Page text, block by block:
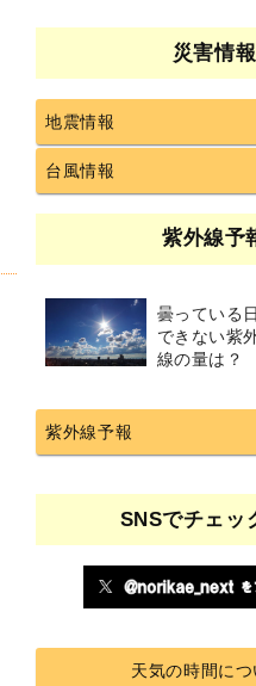
災害情報
地震情報
台風情報
紫外線予
曇っている
できない紫
線の量は？
紫外線予報
SNSでチェッ
天気の時間につ